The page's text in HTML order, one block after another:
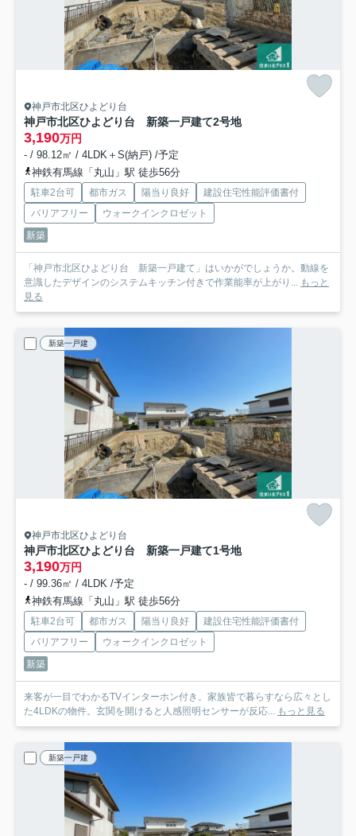
神戸市北区ひよどり台
神戸市北区ひよどり台 新築一戸建て2号地
3,190万円
- / 98.12㎡ / 4LDK＋S(納戸) /予定
神鉄有馬線「丸山」駅 徒歩56分
駐車2台可 都市ガス 陽当り良好
建設住宅性能評価書付
バリアフリー
ウォークインクロゼット
新築
「神戸市北区ひよどり台 新築一戸建て」はいかがでしょうか。動線を
意識したデザインのシステムキッチン付きで作業能率が上がり... もっと
見る
新築一戸建
神戸市北区ひよどり台
神戸市北区ひよどり台 新築一戸建て1号地
3,190万円
- / 99.36㎡ / 4LDK /予定
神鉄有馬線「丸山」駅 徒歩56分
駐車2台可 都市ガス 陽当り良好
建設住宅性能評価書付
バリアフリー
ウォークインクロゼット
新築
来客が一目でわかるTVインターホン付き。家族皆で暮らすなら広々とし
た4LDKの物件。玄関を開けると人感照明センサーが反応... もっと見る
新築一戸建